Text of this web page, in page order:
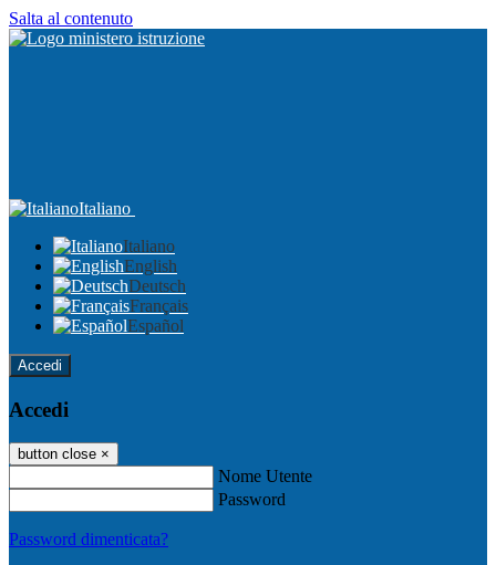
Salta al contenuto
Italiano
Italiano
English
Deutsch
Français
Español
Accedi
Accedi
button close ×
Nome Utente
Password
Password dimenticata?